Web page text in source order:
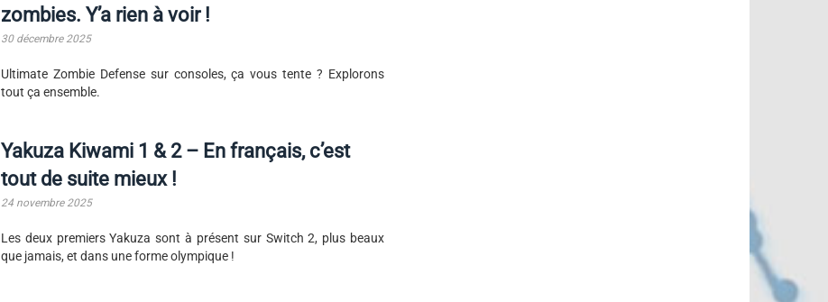
zombies. Y’a rien à voir !
30 décembre 2025
Ultimate Zombie Defense sur consoles, ça vous tente ? Explorons
tout ça ensemble.
Yakuza Kiwami 1 & 2 – En français, c’est
tout de suite mieux !
24 novembre 2025
Les deux premiers Yakuza sont à présent sur Switch 2, plus beaux
que jamais, et dans une forme olympique !